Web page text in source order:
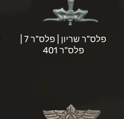
פלס"ר שריון | פלס"ר 7 |
פלס"ר 401